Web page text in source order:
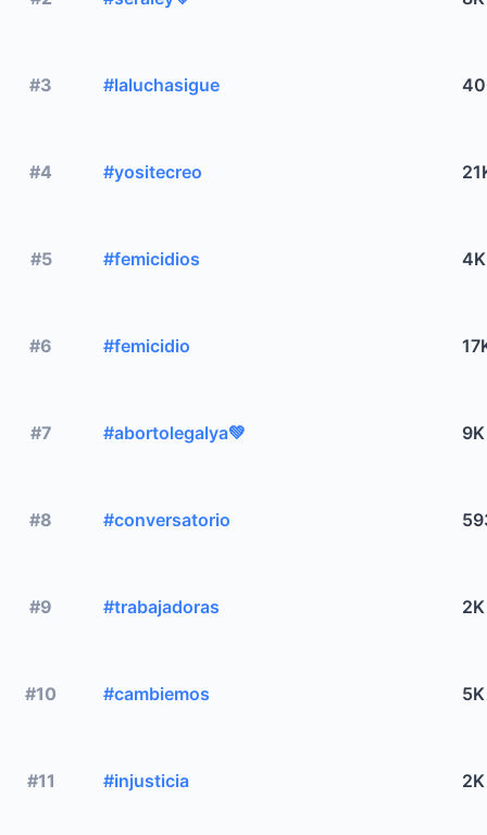
#3 #laluchasigue
#4 #yositecreo
#5 #femicidios 4K
#6 #femicidio
#7 #abortolegalya💚 9K
#8 #conversatorio
#9 #trabajadoras 2K
#10 #cambiemos 5K
#11 #injusticia 2K